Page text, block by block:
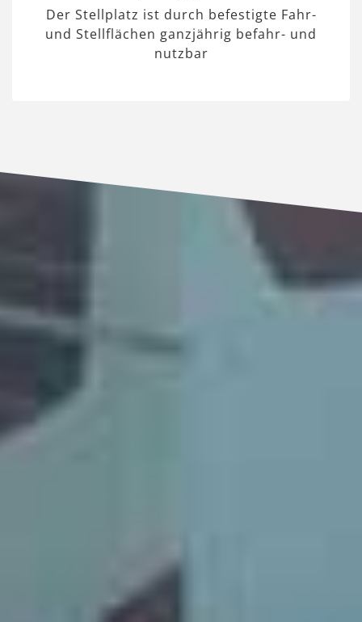
Der Stellplatz ist durch befestigte Fahr-
und Stellflächen ganzjährig befahr- und
nutzbar